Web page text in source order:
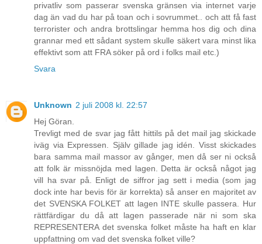
privatliv som passerar svenska gränsen via internet varje
dag än vad du har på toan och i sovrummet.. och att få fast
terrorister och andra brottslingar hemma hos dig och dina
grannar med ett sådant system skulle säkert vara minst lika
effektivt som att FRA söker på ord i folks mail etc.)
Svara
Unknown 2 juli 2008 kl. 22:57
Hej Göran.
Trevligt med de svar jag fått hittils på det mail jag skickade
iväg via Expressen. Själv gillade jag idén. Visst skickades
bara samma mail massor av gånger, men då ser ni också
att folk är missnöjda med lagen. Detta är också något jag
vill ha svar på. Enligt de siffror jag sett i media (som jag
dock inte har bevis för är korrekta) så anser en majoritet av
det SVENSKA FOLKET att lagen INTE skulle passera. Hur
rättfärdigar du då att lagen passerade när ni som ska
REPRESENTERA det svenska folket måste ha haft en klar
uppfattning om vad det svenska folket ville?